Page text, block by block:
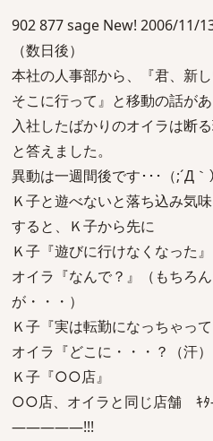
902 877 sage New! 2006/11/
（数日後）
本社の人事部から、『君、新
そこに行って』と移動の話があ
入社したばかりのオイラは断
と答えました。
異動は一週間後です･･･（;´Д
Ｋ子と遊べないと落ち込み気
すると、Ｋ子から先に
Ｋ子『遊びに行けなくなった』
オイラ『なんで？』（もちろ
が・・・）
Ｋ子『実は転勤になっちゃって
オイラ『どこに・・・？（汗）
Ｋ子『○○店』
○○店、オイラと同じ店舗
―――――!!!